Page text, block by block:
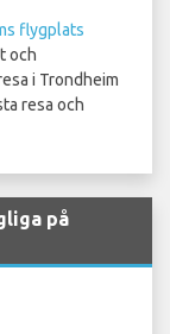
flygplats
och
i Trondheim
resa och
på